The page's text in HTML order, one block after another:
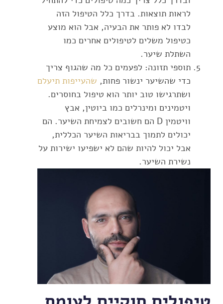
לראות תוצאות. בדרך כלל הטיפול הזה
לבדו לא פותר את הבעיה, אבל הוא מוצע
כטיפול משלים לטיפולים אחרים כמו
השתלת שיער.
תוספי תזונה: לפעמים כל מה שהגוף צריך
כדי שהשיער ינשור פחות, שהעייפות תיעלם
ושתרגישו טוב יותר הוא טיפול בחוסרים.
ויטמינים ומינרלים כמו ביוטין, אבץ
וויטמין D הם חשובים לצמיחת השיער. הם
יכולים לתמוך בבריאות השיער הכללית,
אבל יכול להיות שהם לא ישפיעו ישירות על
נשירת השיער.